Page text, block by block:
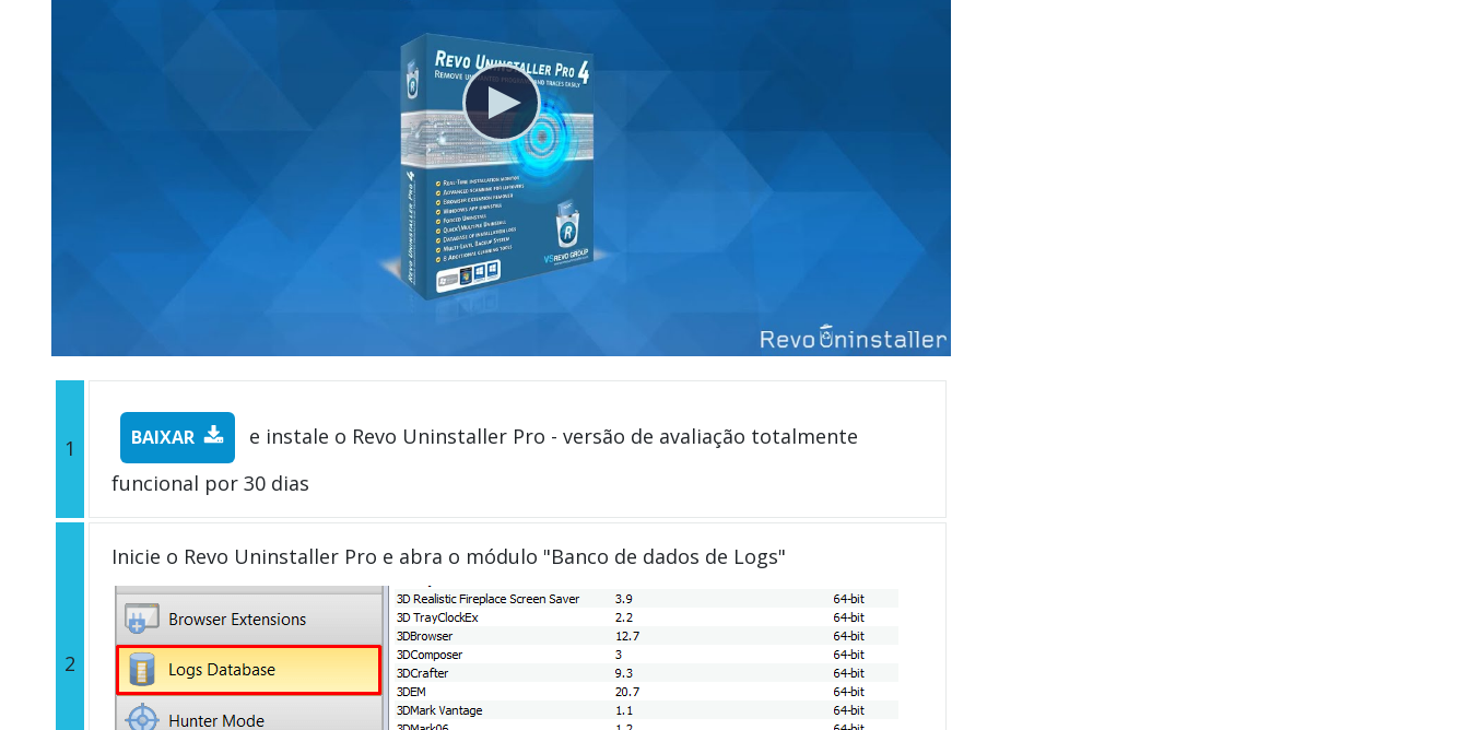
1 BAIXAR
e instale o Revo Uninstaller Pro - versão de avaliação totalmente
funcional por 30 dias
2
Inicie o Revo Uninstaller Pro e abra o módulo "Banco de dados de Logs"